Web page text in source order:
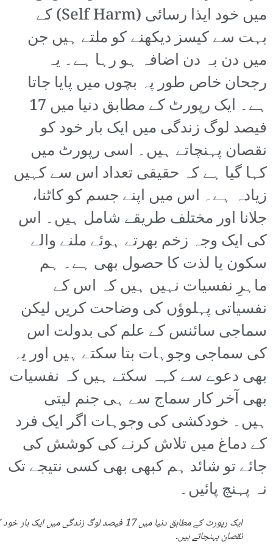
میں خود ایذا رسائی (Self Harm) کے
بہت سے کیسز دیکھنے کو ملتے ہیں جن
میں دن بہ دن اضافہ ہو رہا ہے۔ یہ
رجحان خاص طور پہ بچوں میں پایا جاتا
ہے۔ ایک رپورٹ کے مطابق دنیا میں 17
فیصد لوگ زندگی میں ایک بار خود کو
نقصان پہنچاتے ہیں۔ اسی رپورٹ میں
کہا گیا ہے کہ حقیقی تعداد اس سے کہیں
زیادہ ہے۔ اس میں اپنے جسم کو کاٹنا،
جلانا اور مختلف طریقے شامل ہیں۔ اس
کی ایک وجہ زخم بھرتے ہوئے ملنے والے
سکون یا لذت کا حصول بھی ہے۔ ہم
ماہرِ نفسیات نہیں ہیں کہ اس کے
نفسیاتی پہلوؤں کی وضاحت کریں لیکن
سماجی سائنس کے علم کی بدولت اس
کی سماجی وجوہات بتا سکتے ہیں اور یہ
بھی دعوے سے کہہ سکتے ہیں کہ نفسیات
بھی آخر کار سماج سے ہی جنم لیتی
ہیں۔ خودکشی کی وجوہات اگر ایک فرد
کے دماغ میں تلاش کرنے کی کوشش کی
جائے تو شائد ہم کبھی بھی کسی نتیجے تک
نہ پہنچ پائیں۔
ایک رپورٹ کے مطابق دنیا میں 17 فیصد لوگ زندگی میں ایک بار
نقصان پہنچاتے ہیں۔